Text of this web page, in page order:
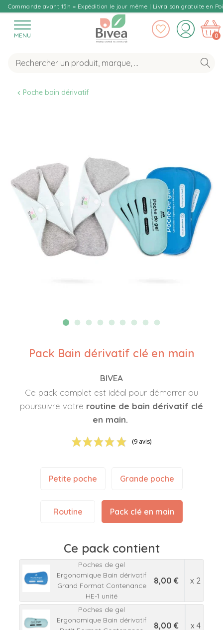
Commande avant 15h = Expédition le jour même | Livraison gratuite en
MENU 0
Poche bain dérivatif
Pack Bain dérivatif clé en main
BIVEA
Ce pack complet est idéal pour démarrer ou
poursuivre votre routine de bain dérivatif clé
en main.
(9 avis)
Petite poche Grande poche
Routine Pack clé en main
Ce pack contient
Poches de gel
Ergonomique Bain dérivatif
Grand Format Contenance
HE-1 unité
8,00 € x 2
Poches de gel
Ergonomique Bain dérivatif
8,00 € x 4